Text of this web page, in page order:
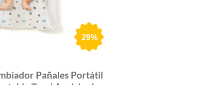
29%
Pañales Portátil